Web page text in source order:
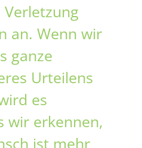
an. Wenn wir
ganze
Urteilens
es
wir erkennen,
ist mehr